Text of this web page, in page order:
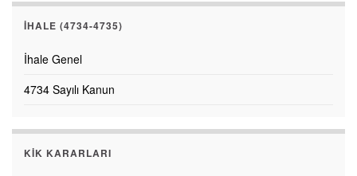
İHALE (4734-4735)
İhale Genel
4734 Sayılı Kanun
KİK KARARLARI